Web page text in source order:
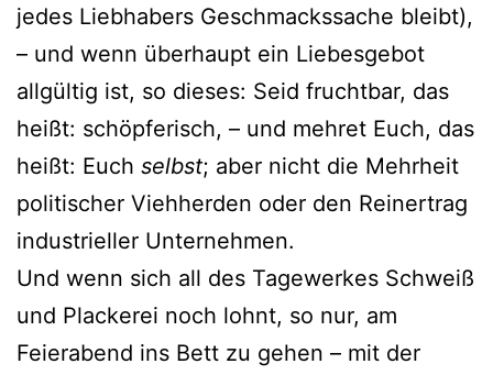
jedes Liebhabers Geschmackssache bleibt),
– und wenn überhaupt ein Liebesgebot
allgültig ist, so dieses: Seid fruchtbar, das
heißt: schöpferisch, – und mehret Euch, das
heißt: Euch selbst; aber nicht die Mehrheit
politischer Viehherden oder den Reinertrag
industrieller Unternehmen.
Und wenn sich all des Tagewerkes Schweiß
und Plackerei noch lohnt, so nur, am
Feierabend ins Bett zu gehen – mit der